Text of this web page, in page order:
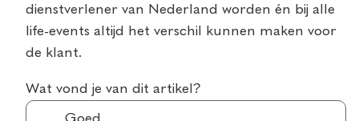
dienstverlener van Nederland worden én bij alle
life-events altijd het verschil kunnen maken voor
de klant.
Wat vond je van dit artikel?